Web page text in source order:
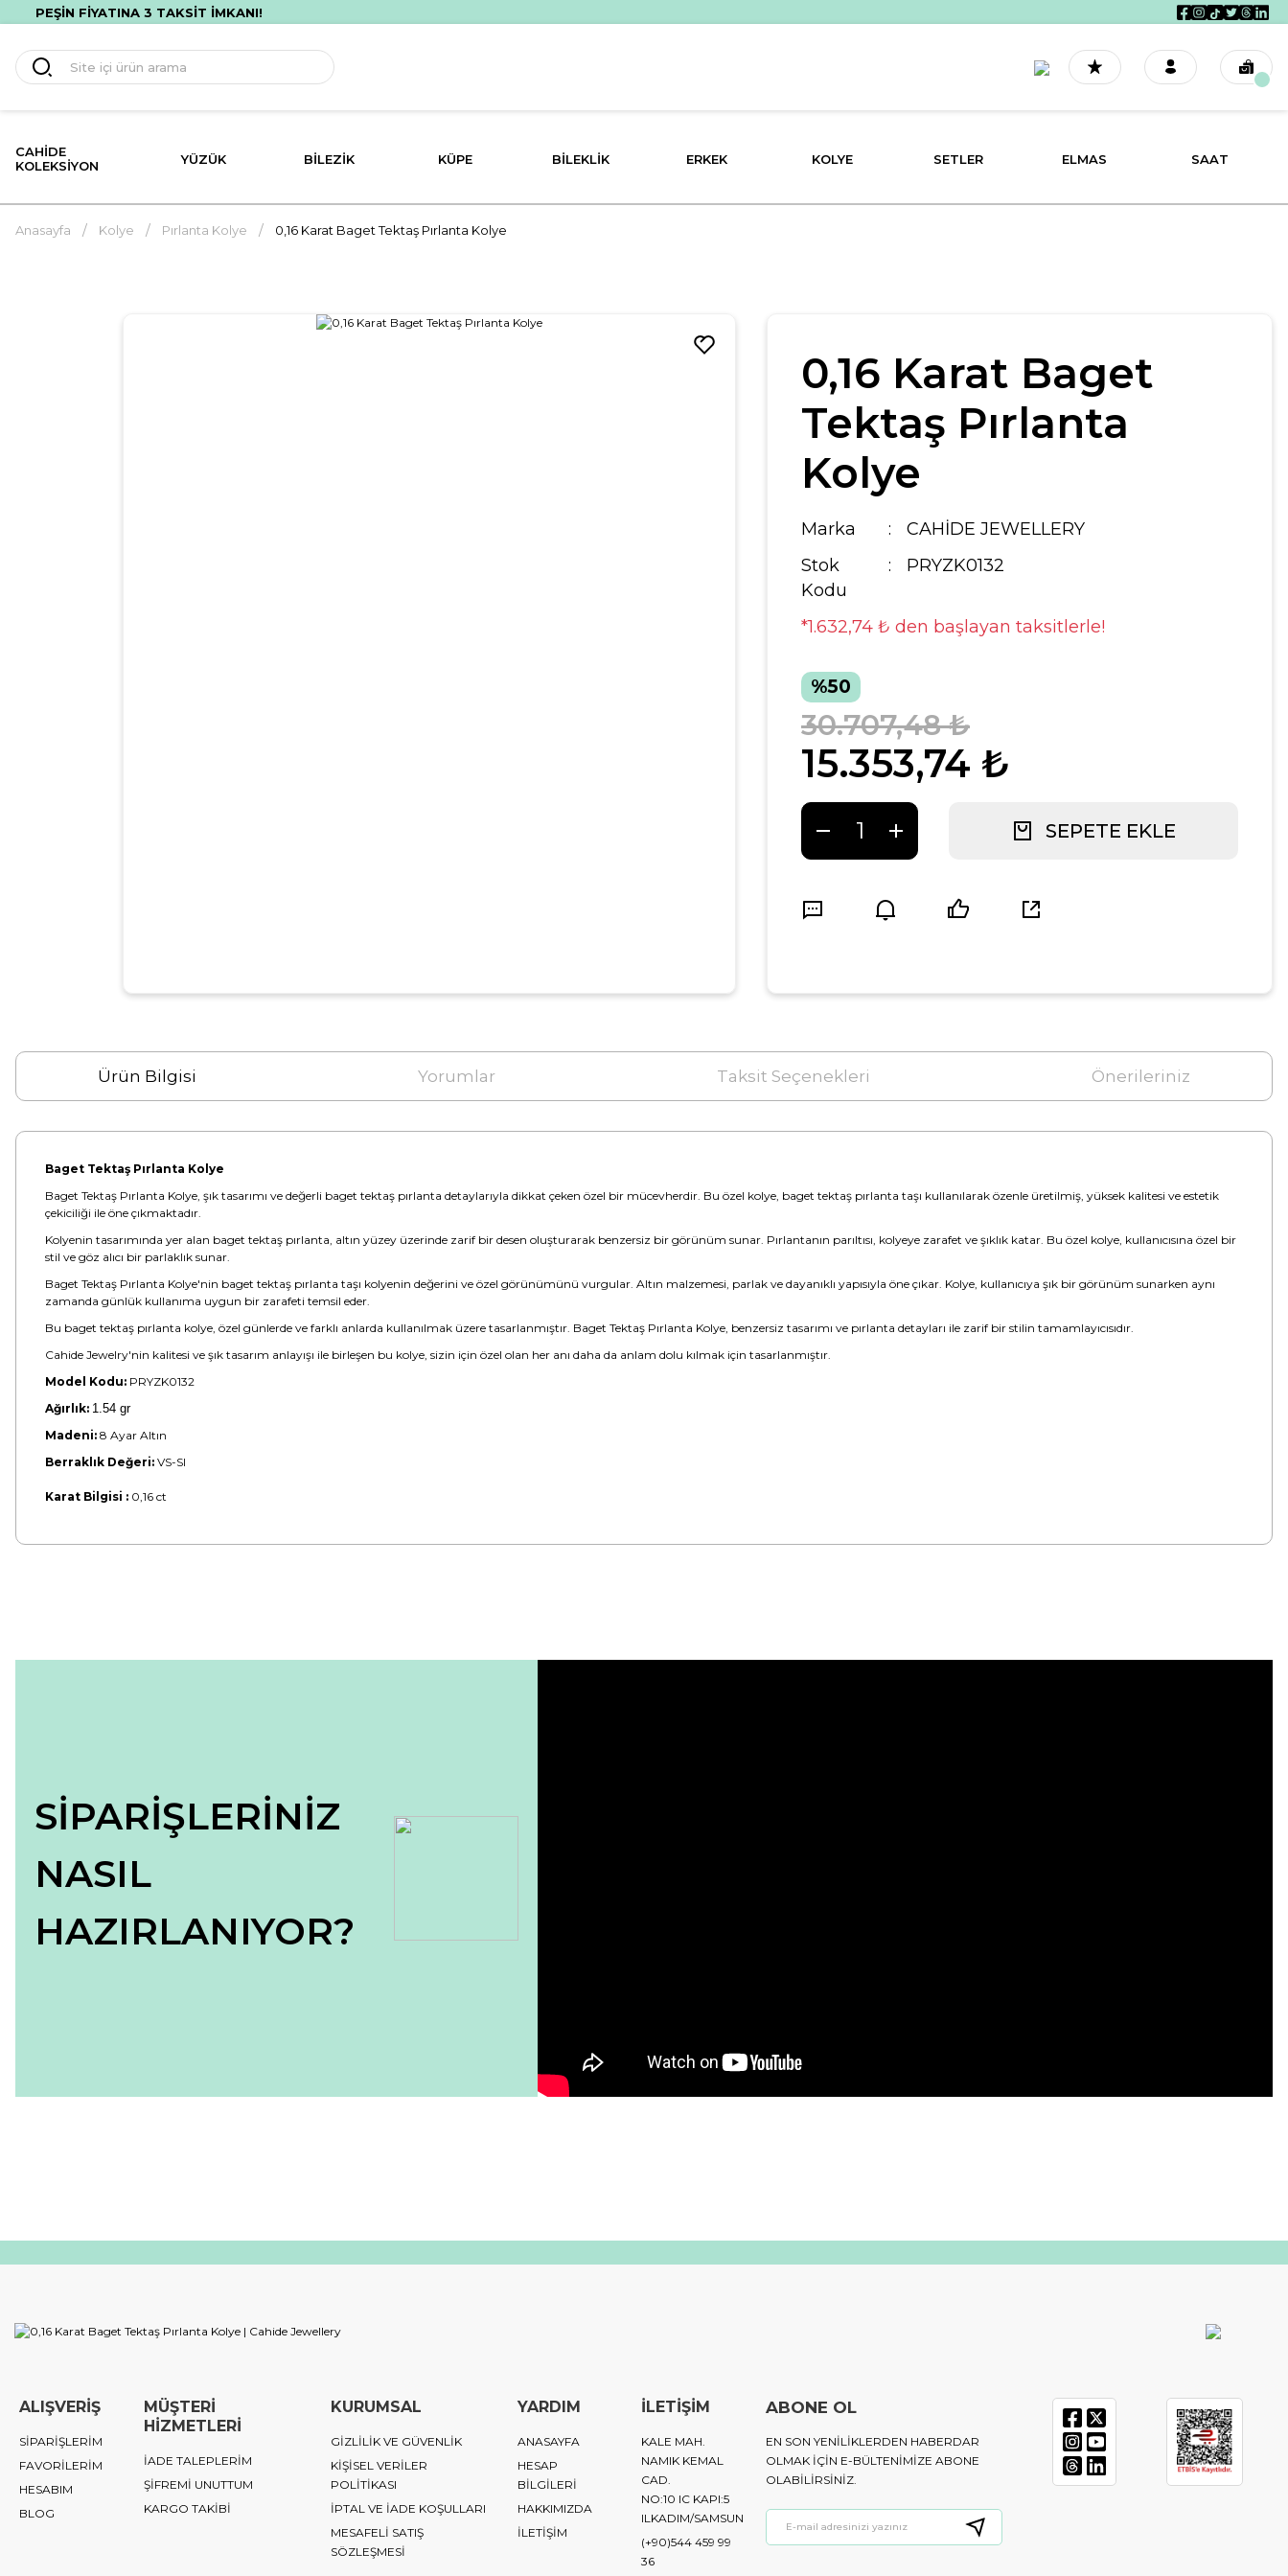
HIZLI TESLİMAT! İLK ALIŞVERİŞİNE ÖZEL %10 İNDİRİM!
CAHIDE
KOLEKSIYON
YÜZÜK BILEZIK KÜPE BILEKLIK ERKEK KOLYE SETLER ELMAS SAAT
Anasayfa Kolye Pırlanta Kolye 0,16 Karat Baget Tektaş Pırlanta Kolye
0,16 Karat Baget
Tektaş Pırlanta
Kolye
Marka
CAHİDE JEWELLERY
Stok
Kodu
PRYZK0132
*1.632,74 ₺ den başlayan taksitlerle!
%50
15.353,74 ₺
30.707,48 ₺
SEPETE EKLE
Ürün Bilgisi Yorumlar Taksit Seçenekleri Önerileriniz
Baget Tektaş Pırlanta Kolye
Baget Tektaş Pırlanta Kolye, şık tasarımı ve değerli baget tektaş pırlanta detaylarıyla dikkat çeken özel bir mücevherdir. Bu özel kolye, baget tektaş pırlanta taşı kullanılarak özenle üretilmiş, yüksek kalitesi ve estetik
çekiciliği ile öne çıkmaktadır.
Kolyenin tasarımında yer alan baget tektaş pırlanta, altın yüzey üzerinde zarif bir desen oluşturarak benzersiz bir görünüm sunar. Pırlantanın parıltısı, kolyeye zarafet ve şıklık katar. Bu özel kolye, kullanıcısına özel bir
stil ve göz alıcı bir parlaklık sunar.
Baget Tektaş Pırlanta Kolye'nin baget tektaş pırlanta taşı kolyenin değerini ve özel görünümünü vurgular. Altın malzemesi, parlak ve dayanıklı yapısıyla öne çıkar. Kolye, kullanıcıya şık bir görünüm sunarken aynı
zamanda günlük kullanıma uygun bir zarafeti temsil eder.
Bu baget tektaş pırlanta kolye, özel günlerde ve farklı anlarda kullanılmak üzere tasarlanmıştır. Baget Tektaş Pırlanta Kolye, benzersiz tasarımı ve pırlanta detayları ile zarif bir stilin tamamlayıcısıdır.
Cahide Jewelry'nin kalitesi ve şık tasarım anlayışı ile birleşen bu kolye, sizin için özel olan her anı daha da anlam dolu kılmak için tasarlanmıştır.
Model Kodu: PRYZK0132
Ağırlık: 1.54 gr
Madeni: 8 Ayar Altın
Berraklık Değeri: VS-SI
Karat Bilgisi : 0,16 ct
SİPARİŞLERİNİZ
NASIL
HAZIRLANIYOR?
ALIŞVERİŞ
SİPARİŞLERİM
FAVORİLERİM
HESABIM
BLOG
MÜŞTERİ
HİZMETLERİ
İADE TALEPLERİM
ŞİFREMİ UNUTTUM
KARGO TAKİBİ
KURUMSAL
GİZLİLİK VE GÜVENLİK
KİŞİSEL VERİLER
POLİTİKASI
İPTAL VE İADE KOŞULLARI
MESAFELİ SATIŞ
SÖZLEŞMESİ
YARDIM
ANASAYFA
HESAP
BİLGİLERİ
HAKKIMIZDA
İLETİŞİM
İLETİŞİM
KALE MAH.
NAMIK KEMAL
CAD.
NO:10 IC KAPI:5
ILKADIM/SAMSUN
(+90)544 459 99
36
ABONE OL
EN SON YENILIKLERDEN HABERDAR
OLMAK IÇIN E-BÜLTENIMIZE ABONE
OLABILIRSINIZ.